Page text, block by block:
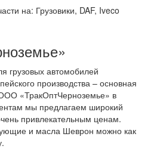
на: Грузовики, DAF, Iveco
грузовых автомобилей
производства – основная
«ТракОптЧерноземье» в
мы предлагаем широкий
привлекательным ценам.
и масла Шеврон можно как